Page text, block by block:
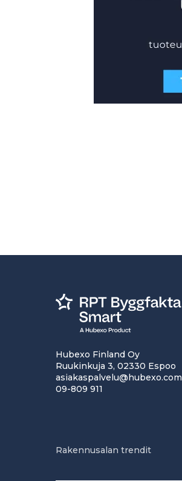
Hubexo Finland Oy
Ruukinkuja 3, 02330 Espoo
asiakaspalvelu@hubexo.com
09-809 911
Rakennusalan trendit